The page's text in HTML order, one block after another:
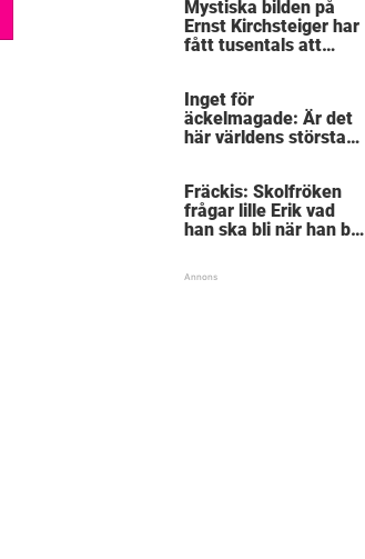
Mystiska bilden på
Ernst Kirchsteiger har
fått tusentals att
Inget för
äckelmagade: Är det
här världens största
Fräckis: Skolfröken
frågar lille Erik vad
han ska bli när han blir